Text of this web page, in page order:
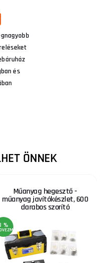
és
ÖNNEK
Műanyag hegesztő -
műanyag javítókészlet, 600
darabos szorító
%